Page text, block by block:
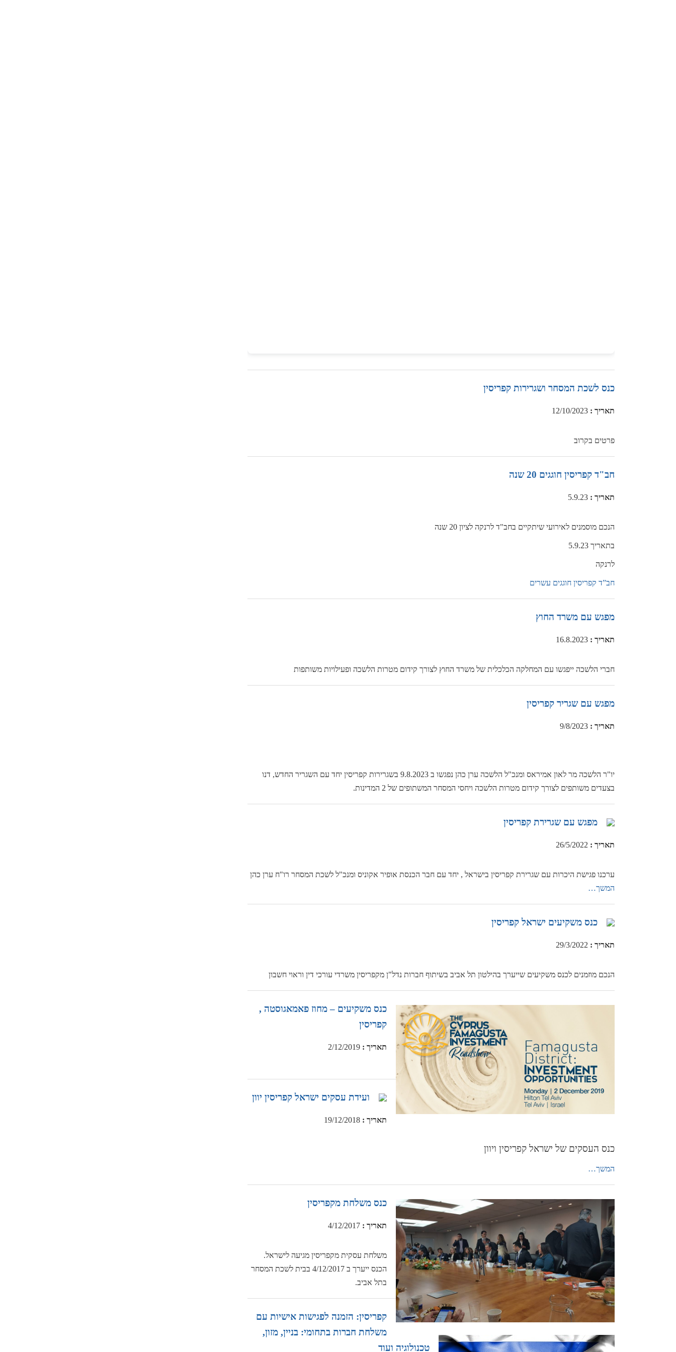
כנס לשכת המסחר ושגרירות קפריסין
תאריך :
12/10/2023
פרטים בקרוב
חב"ד קפריסין חוגגים 20 שנה
תאריך :
5.9.23
הנכם מוסמנים לאירועי שיתקיים בחב"ד לרנקה לציון 20 שנה
בתאריך 5.9.23
לרנקה
חב”ד קפריסין חוגגים עשרים
מפגש עם משרד החוץ
תאריך :
16.8.2023
חברי הלשכה ייפגשו עם המחלקה הכלכלית של משרד החוץ לצורך קידום מטרות הלשכה ופעילויות משותפות
מפגש עם שגריר קפריסין
תאריך :
9/8/2023
יו"ר הלשכה מר לאון אמיראס ומנכ"ל הלשכה ערן כהן נפגשו ב 9.8.2023 בשגרירות קפריסין יחד עם השגריר החדש, דנו
בצעדים משותפים לצורך קידום מטרות הלשכה ויחסי המסחר המשתופים של 2 המדינות.
מפגש עם שגרירת קפריסין
תאריך :
26/5/2022
ערכנו פגישת היכרות עם שגרירת קפריסין בישראל , יחד עם חבר הכנסת אופיר אקוניס ומנכ"ל לשכת המסחר רו"ח ערן כהן
המשך…
כנס משקיעים ישראל קפריסין
תאריך :
29/3/2022
הנכם מוזמנים לכנס משקיעים שייערך בהילטון תל אביב בשיתוף חברות נדל"ן מקפריסין משרדי עורכי דין וראוי חשבון
כנס משקיעים – מחוז פאמאגוסטה ,
קפריסין
תאריך :
2/12/2019
ועידת עסקים ישראל קפריסין יוון
תאריך :
19/12/2018
כנס העסקים של ישראל קפריסין ויוון
המשך…
כנס משלחת מקפריסין
תאריך :
4/12/2017
משלחת עסקית מקפריסין מגיעה לישראל.
הכנס ייערך ב 4/12/2017 בבית לשכת המסחר
בתל אביב.
קפריסין: הזמנה לפגישות אישיות עם
משלחת חברות בתחומי: בניין, מזון,
טכנולוגיה ועוד